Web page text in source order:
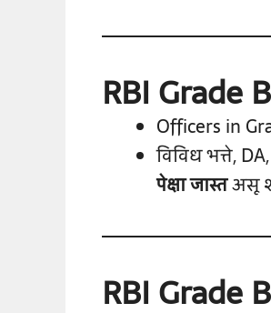
RBI Grade
Officers in
विविध भत्ते,
पेक्षा जास्तअसू
RBI Grade